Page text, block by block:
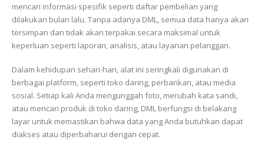
mencari informasi spesifik seperti daftar pembelian yang
dilakukan bulan lalu. Tanpa adanya DML, semua data hanya akan
tersimpan dan tidak akan terpakai secara maksimal untuk
keperluan seperti laporan, analisis, atau layanan pelanggan.
Dalam kehidupan sehari-hari, alat ini seringkali digunakan di
berbagai platform, seperti toko daring, perbankan, atau media
sosial. Setiap kali Anda mengunggah foto, merubah kata sandi,
atau mencari produk di toko daring, DML berfungsi di belakang
layar untuk memastikan bahwa data yang Anda butuhkan dapat
diakses atau diperbaharui dengan cepat.